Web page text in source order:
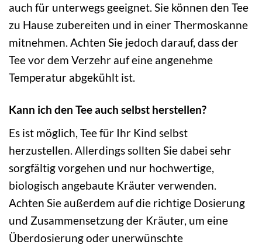
auch für unterwegs geeignet. Sie können den Tee
zu Hause zubereiten und in einer Thermoskanne
mitnehmen. Achten Sie jedoch darauf, dass der
Tee vor dem Verzehr auf eine angenehme
Temperatur abgekühlt ist.
Kann ich den Tee auch selbst herstellen?
Es ist möglich, Tee für Ihr Kind selbst
herzustellen. Allerdings sollten Sie dabei sehr
sorgfältig vorgehen und nur hochwertige,
biologisch angebaute Kräuter verwenden.
Achten Sie außerdem auf die richtige Dosierung
und Zusammensetzung der Kräuter, um eine
Überdosierung oder unerwünschte